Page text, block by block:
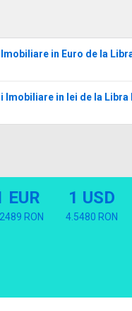
in Euro de la
in lei de la Libra
EUR
RON
1 USD
4.5480 RON